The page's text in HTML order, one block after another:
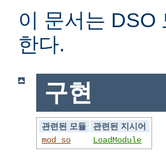
이 문서는 DSO
한다.
구현
관련된 모듈
관련된 지시어
mod_so
LoadModule